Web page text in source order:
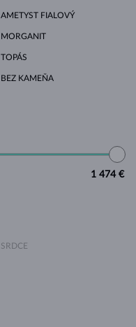
AMETYST FIALOVÝ
MORGANIT
TOPÁS
BEZ KAMEŇA
1 474 €
SRDCE